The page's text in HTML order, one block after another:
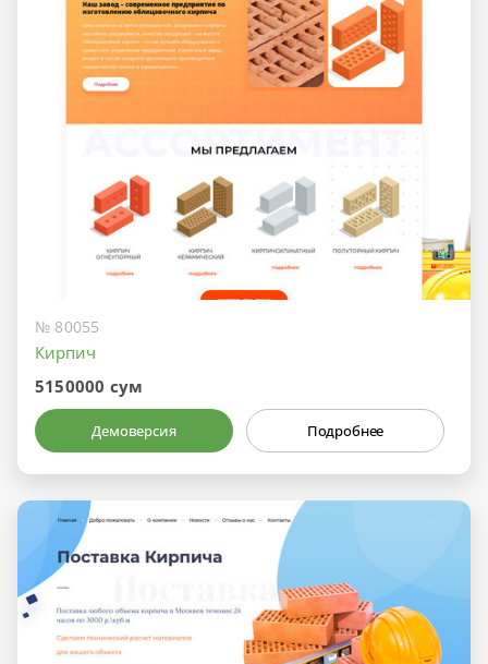
№ 80055
Кирпич
5150000 сум
Демоверсия Подробнее